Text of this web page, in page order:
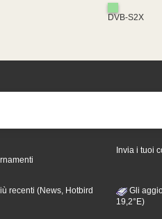
DVB-S2X
Invia i tuoi
recenti (News, Hotbird
Gli
19,2°E)